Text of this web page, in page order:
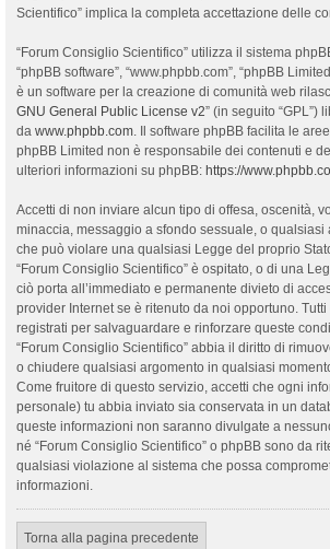
Scientifico” implica la completa accettazione delle
“Forum Consiglio Scientifico” utilizza il sistema
“phpBB software”, “www.phpbb.com”, “phpBB
è un software per la creazione di comunità web
GNU General Public License v2” (in seguito “GPL”)
da www.phpbb.com. Il software phpBB facilita le
phpBB Limited non è responsabile dei contenuti e
ulteriori informazioni su phpBB: https://
Accetti di non inviare alcun tipo di offesa, oscenità,
minaccia, messaggio a sfondo sessuale, o qualsiasi
che può violare una qualsiasi Legge del proprio
“Forum Consiglio Scientifico” è ospitato, o di una
ciò porta all’immediato e permanente divieto di
provider Internet se è ritenuto da noi opportuno.
registrati per salvaguardare e rinforzare queste
“Forum Consiglio Scientifico” abbia il diritto di
o chiudere qualsiasi argomento in qualsiasi
Come fruitore di questo servizio, accetti che ogni
personale) tu abbia inviato sia conservata in un
queste informazioni non saranno divulgate a
né “Forum Consiglio Scientifico” o phpBB sono da
qualsiasi violazione al sistema che possa
informazioni.
Torna alla pagina precedente